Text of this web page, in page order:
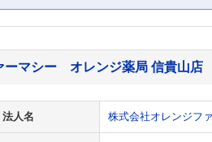
ーマシー オレンジ薬局 信貴山店
法人名 株式会社オレンジフ